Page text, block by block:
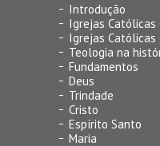
Introdução
Igrejas
Igrejas Católicas
Teologia na
Fundamentos
Deus
Trindade
Cristo
Espírito Santo
Maria